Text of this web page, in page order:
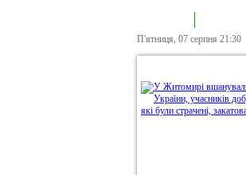
П'ятниця, 07 серпня 21:30